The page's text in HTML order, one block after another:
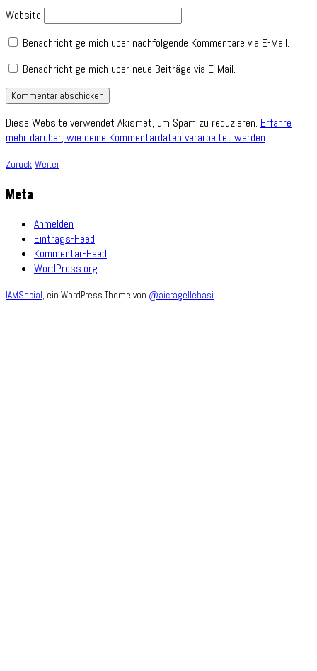
Website
Benachrichtige mich über nachfolgende Kommentare via E-Mail.
Benachrichtige mich über neue Beiträge via E-Mail.
Diese Website verwendet Akismet, um Spam zu reduzieren. Erfahre
mehr darüber, wie deine Kommentardaten verarbeitet werden.
Zurück Weiter
Meta
Anmelden
Eintrags-Feed
Kommentar-Feed
WordPress.org
IAMSocial, ein WordPress Theme von @aicragellebasi